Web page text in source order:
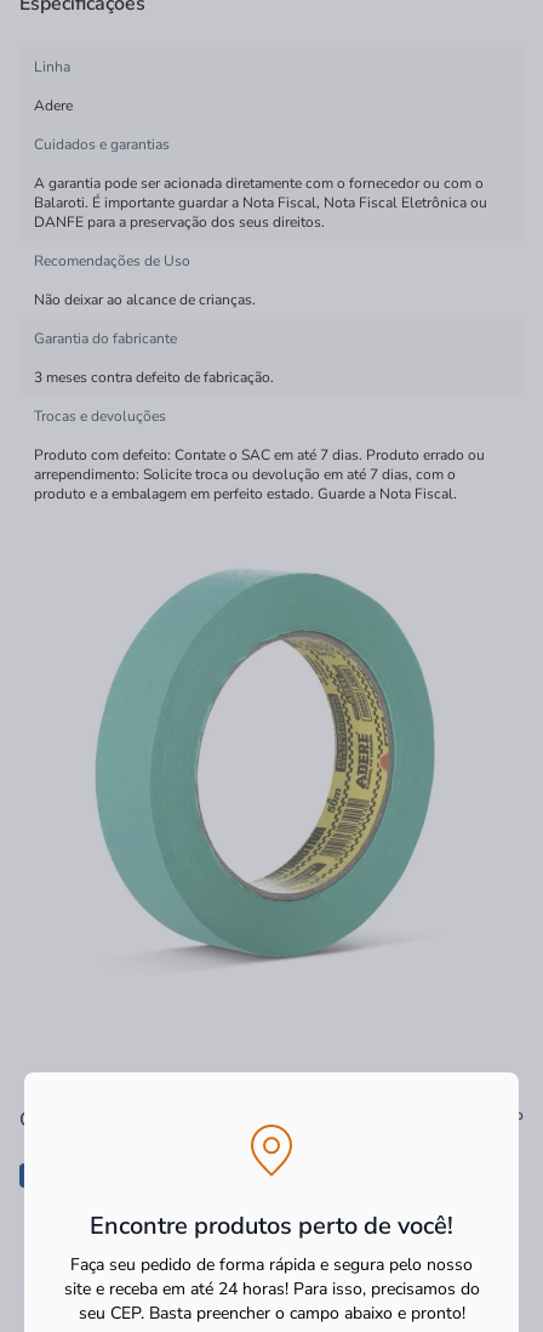
Encontre produtos perto de você!
Faça seu pedido de forma rápida e segura pelo nosso
site e receba em até 24 horas! Para isso, precisamos do
seu CEP. Basta preencher o campo abaixo e pronto!
Os mais vendidos Ver tudo
Linha
Adere
Cuidados e garantias
A garantia pode ser acionada diretamente com o fornecedor ou com o
Balaroti. É importante guardar a Nota Fiscal, Nota Fiscal Eletrônica ou
DANFE para a preservação dos seus direitos.
Recomendações de Uso
Não deixar ao alcance de crianças.
Garantia do fabricante
3 meses contra defeito de fabricação.
Trocas e devoluções
Produto com defeito: Contate o SAC em até 7 dias. Produto errado ou
arrependimento: Solicite troca ou devolução em até 7 dias, com o
produto e a embalagem em perfeito estado. Guarde a Nota Fiscal.